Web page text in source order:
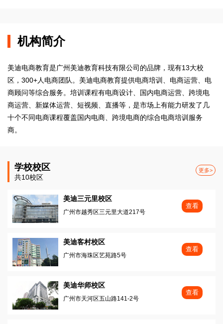
机构简介
美迪电商教育是广州美迪教育科技有限公司的品牌，现有13大校
区，300+人电商团队。美迪电商教育提供电商培训、电商运营、电
商顾问等综合服务。培训课程有电商设计、国内电商运营、跨境电
商运营、新媒体运营、短视频、直播等，是市场上有能力研发了几
十个不同电商课程覆盖国内电商、跨境电商的综合电商培训服务
商。
学校校区
共10校区
更多>
美迪三元里校区
广州市越秀区三元里大道217号
查看
美迪客村校区
广州市海珠区艺苑路5号
查看
美迪华师校区
广州市天河区五山路141-2号
查看